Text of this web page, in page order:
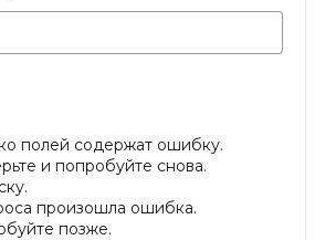
полей содержат ошибку.
и попробуйте снова.
произошла ошибка.
позже.